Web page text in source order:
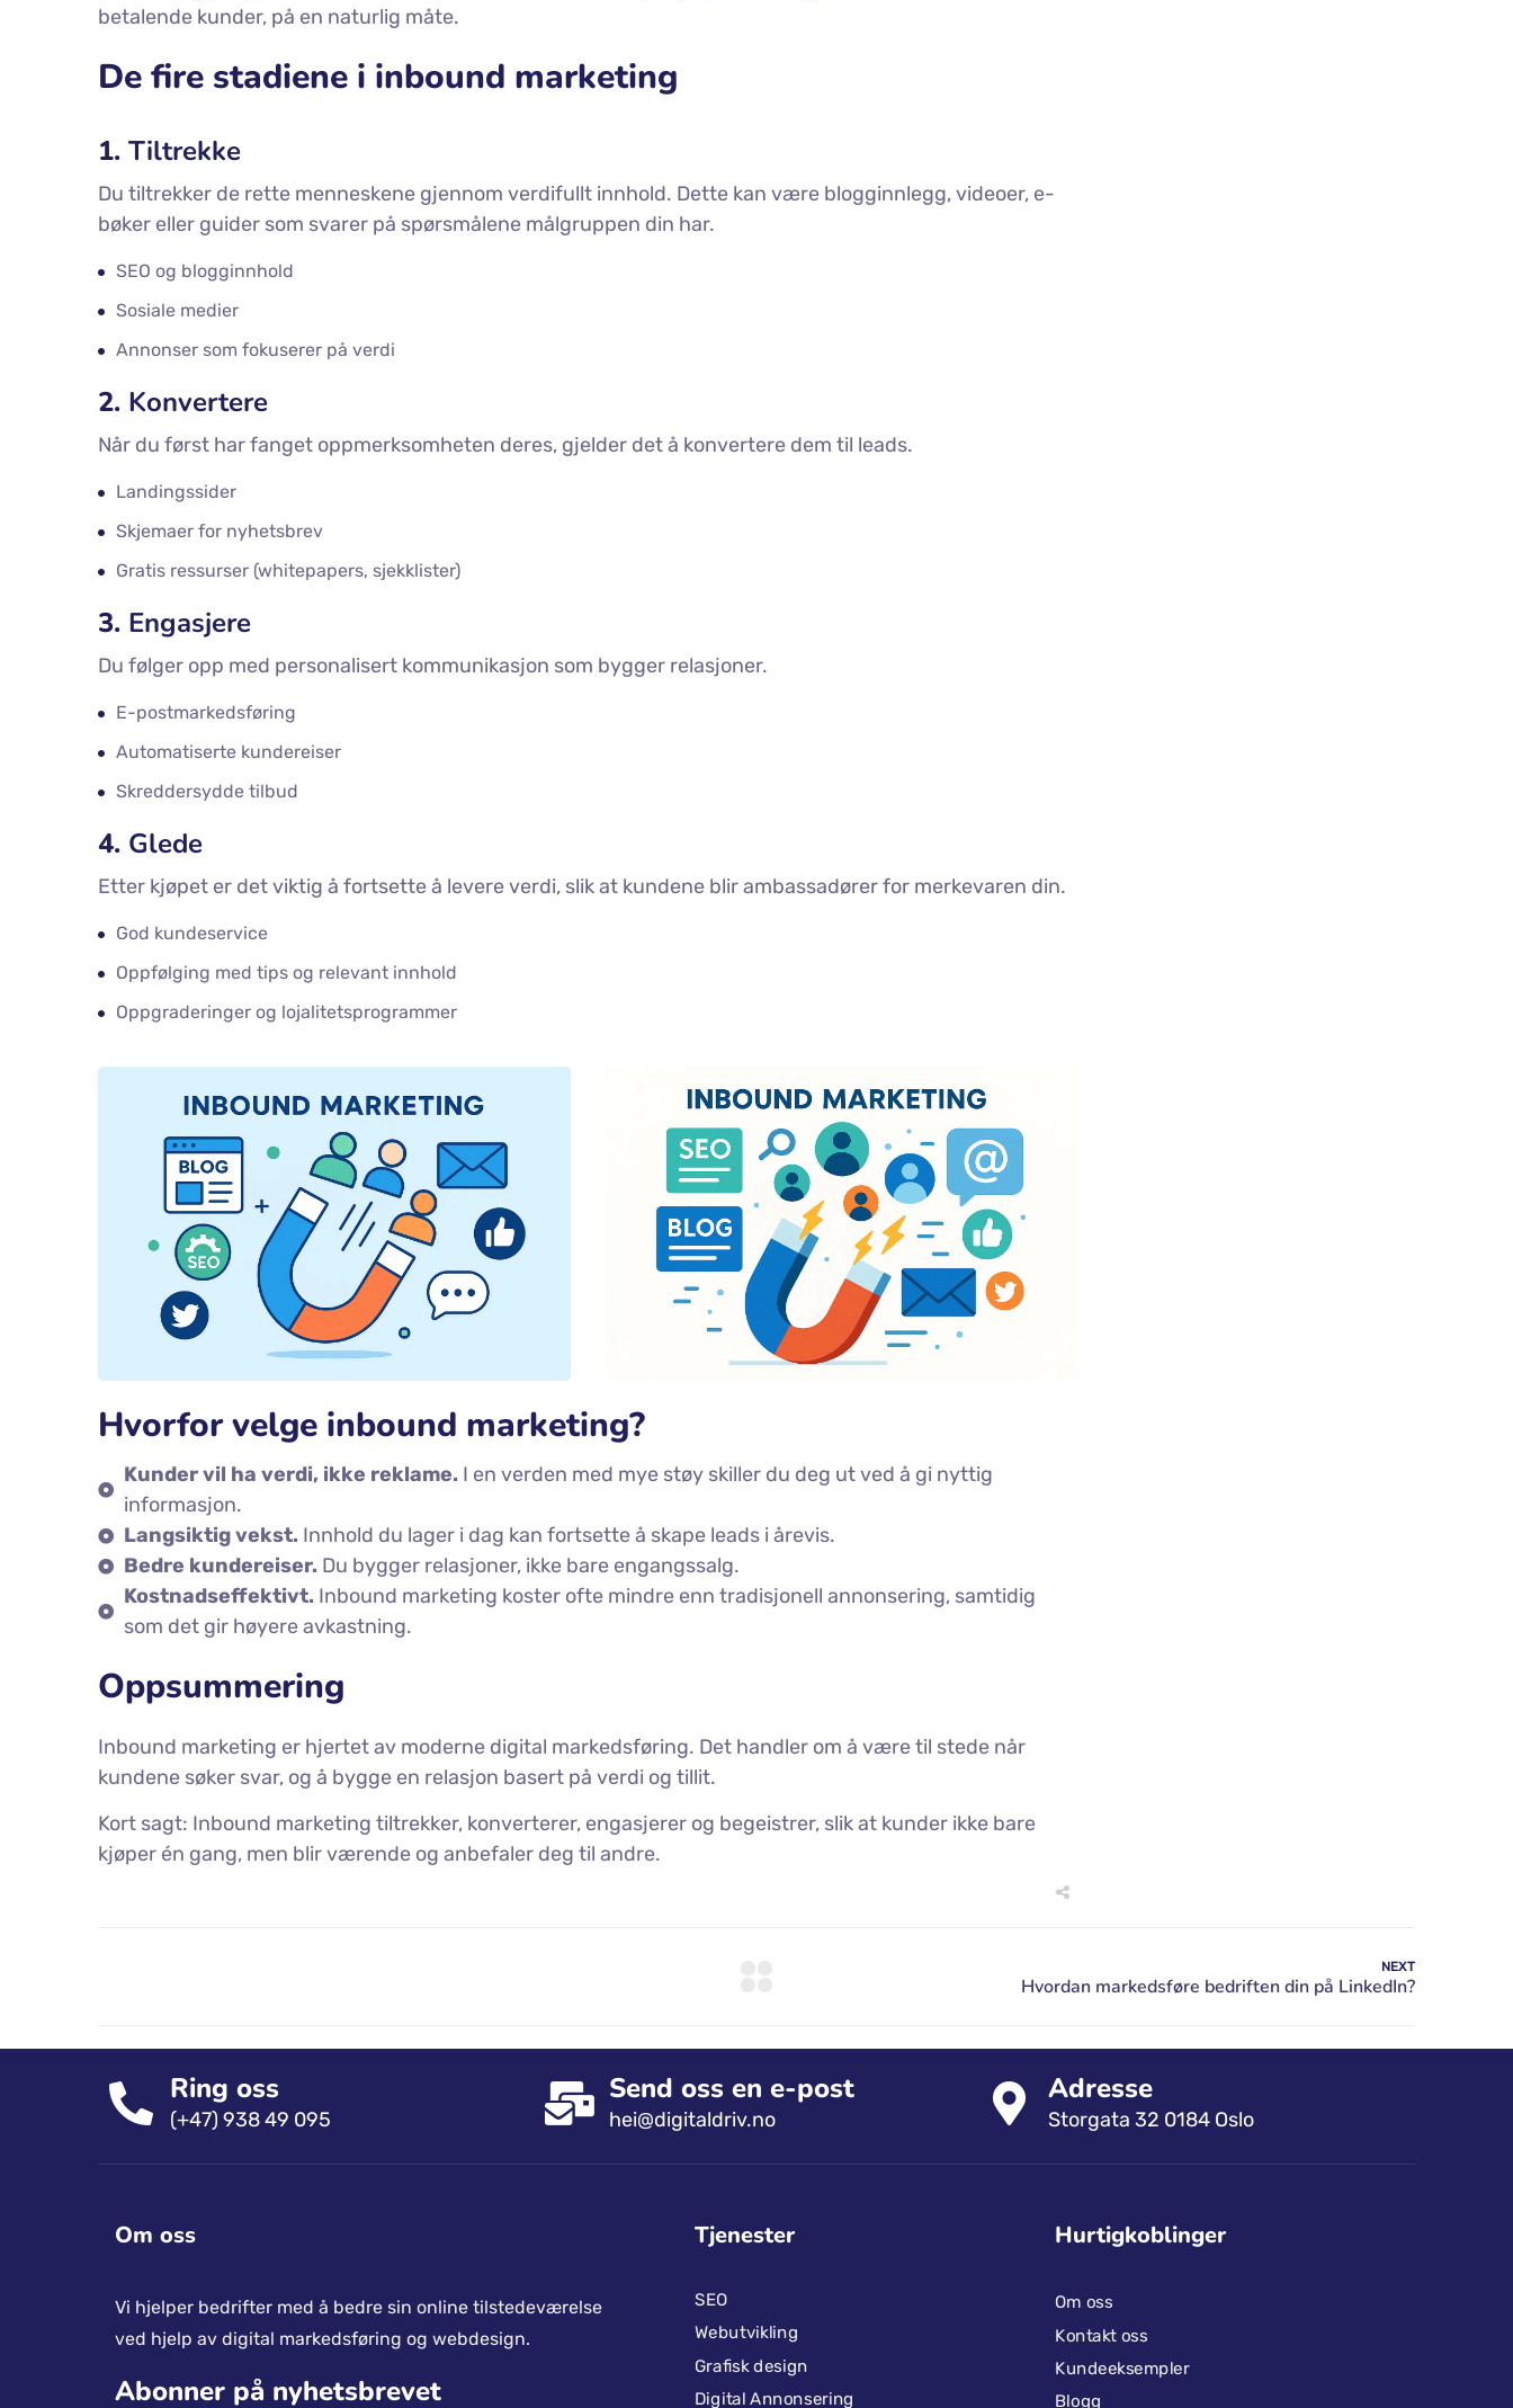
betalende kunder, på en naturlig måte.
De fire stadiene i inbound marketing
1. Tiltrekke
Du tiltrekker de rette menneskene gjennom verdifullt innhold. Dette kan være blogginnlegg, videoer, e-
bøker eller guider som svarer på spørsmålene målgruppen din har.
SEO og blogginnhold
Sosiale medier
Annonser som fokuserer på verdi
2. Konvertere
Når du først har fanget oppmerksomheten deres, gjelder det å konvertere dem til leads.
Landingssider
Skjemaer for nyhetsbrev
Gratis ressurser (whitepapers, sjekklister)
3. Engasjere
Du følger opp med personalisert kommunikasjon som bygger relasjoner.
E-postmarkedsføring
Automatiserte kundereiser
Skreddersydde tilbud
4. Glede
Etter kjøpet er det viktig å fortsette å levere verdi, slik at kundene blir ambassadører for merkevaren din.
God kundeservice
Oppfølging med tips og relevant innhold
Oppgraderinger og lojalitetsprogrammer
Hvorfor velge inbound marketing?
Kunder vil ha verdi, ikke reklame.I en verden med mye støy skiller du deg ut ved å gi nyttig
informasjon.
Langsiktig vekst.Innhold du lager i dag kan fortsette å skape leads i årevis.
Bedre kundereiser.Du bygger relasjoner, ikke bare engangssalg.
Kostnadseffektivt.Inbound marketing koster ofte mindre enn tradisjonell annonsering, samtidig
som det gir høyere avkastning.
Oppsummering
Inbound marketing er hjertet av moderne digital markedsføring. Det handler om å være til stede når
kundene søker svar, og å bygge en relasjon basert på verdi og tillit.
Kort sagt: Inbound marketing tiltrekker, konverterer, engasjerer og begeistrer, slik at kunder ikke bare
kjøper én gang, men blir værende og anbefaler deg til andre.
NEXT
Ring oss
(+47) 938 49 095
Send oss ​​en e-post
hei@digitaldriv.no
Adresse
Storgata 32 0184 Oslo
Om oss
Vi hjelper bedrifter med å bedre sin online tilstedeværelse
ved hjelp av digital markedsføring og webdesign.
Abonner på nyhetsbrevet
Tjenester
SEO
Webutvikling
Grafisk design
Digital Annonsering
Hurtigkoblinger
Om oss
Kontakt oss
Kundeeksempler
Blogg